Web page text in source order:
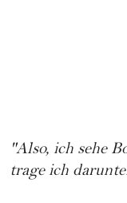
"Also, ich sehe
trage ich